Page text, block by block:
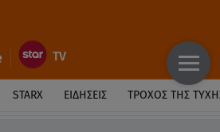
STARX ΕΙΔΉΣΕΙΣ ΤΡΟΧΌΣ ΤΗΣ